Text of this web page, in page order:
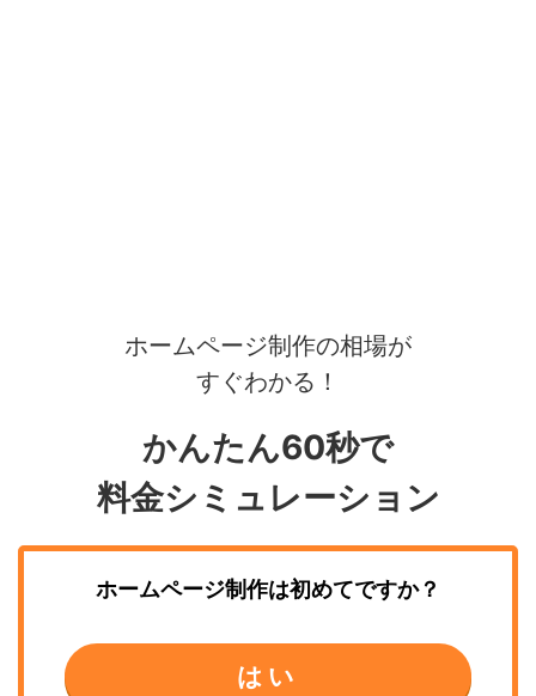
ホームページ制作の相場が
すぐわかる！
かんたん60秒で
料金シミュレーション
ホームページ制作は初めてですか？
はい